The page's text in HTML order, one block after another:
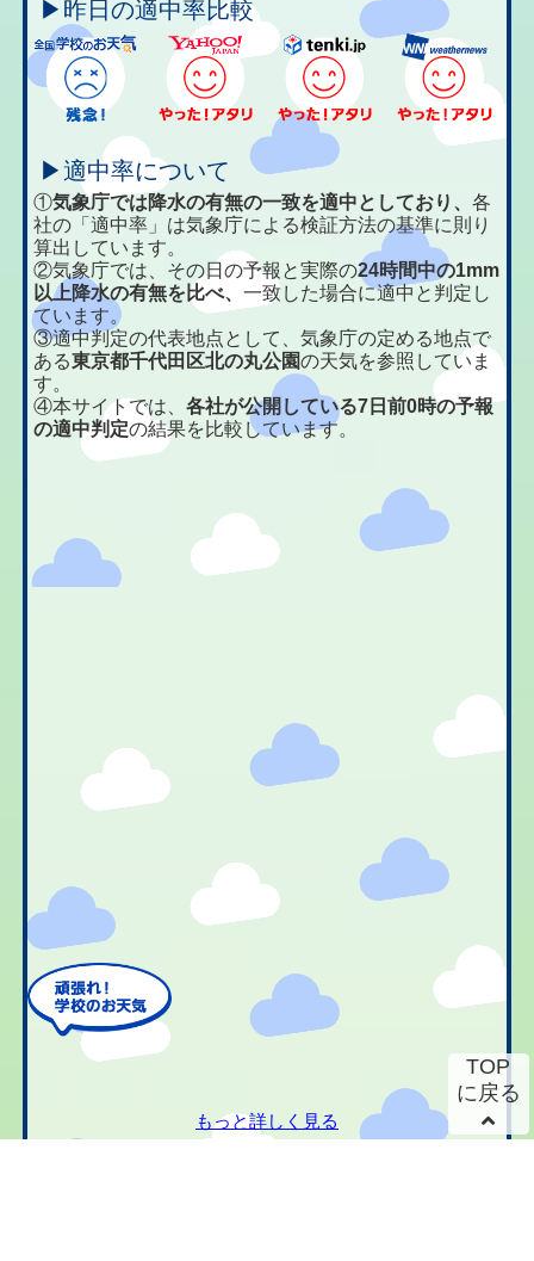
▶昨日の適中率比較
▶適中率について
①気象庁では降水の有無の一致を適中としており、各
社の「適中率」は気象庁による検証方法の基準に則り
算出しています。
②気象庁では、その日の予報と実際の24時間中の1mm
以上降水の有無を比べ、一致した場合に適中と判定し
ています。
③適中判定の代表地点として、気象庁の定める地点で
ある東京都千代田区北の丸公園の天気を参照していま
す。
④本サイトでは、各社が公開している7日前0時の予報
の適中判定の結果を比較しています。
もっと詳しく見る
TOP
に戻る